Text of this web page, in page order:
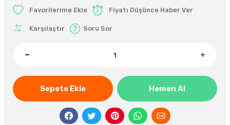
Fiyatı Düşünce Haber Ver
Karşılaştır Soru Sor
Sepete Ekle Hemen Al